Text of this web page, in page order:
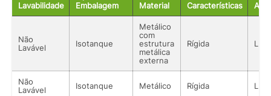
Lavabilidade
Embalagem
Material Características
Não
Lavável
Isotanque
Metálico
com
estrutura
metálica
externa
Rígida
Não
Lavável
Isotanque Metálico Rígida